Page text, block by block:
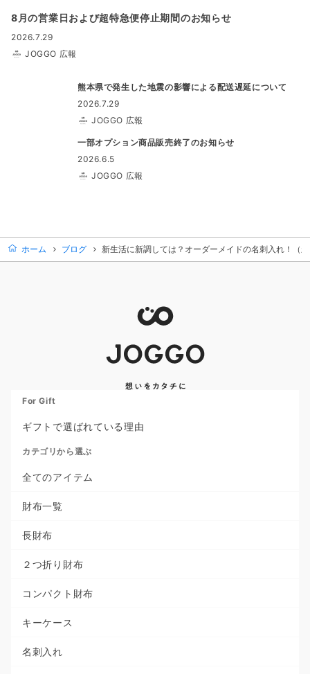
8月の営業日および超特急便停止期間のお知らせ
2026.7.29
JOGGO 広報
熊本県で発生した地震の影響による配送遅延について
2026.7.29
JOGGO 広報
一部オプション商品販売終了のお知らせ
2026.6.5
JOGGO 広報
ホーム ブログ 新生活に新調しては？オーダーメイドの名刺入れ！（
For Gift
ギフトで選ばれている理由
カテゴリから選ぶ
全てのアイテム
財布一覧
長財布
２つ折り財布
コンパクト財布
キーケース
名刺入れ